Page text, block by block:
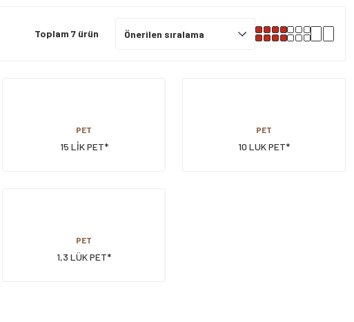
Toplam 7 ürün
PET
15 LİK PET*
PET
10 LUK PET*
PET
1,3 LÜK PET*